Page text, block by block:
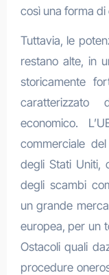
così una forma
Tuttavia, le
restano alte, in
storicamente
caratterizzato
economico.
commerciale
degli Stati Uniti,
degli scambi
un grande
europea, per un
Ostacoli quali
procedure